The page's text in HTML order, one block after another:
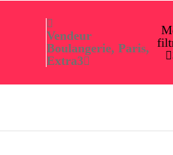
Vendeur
Boulangerie, Paris,
Extra3